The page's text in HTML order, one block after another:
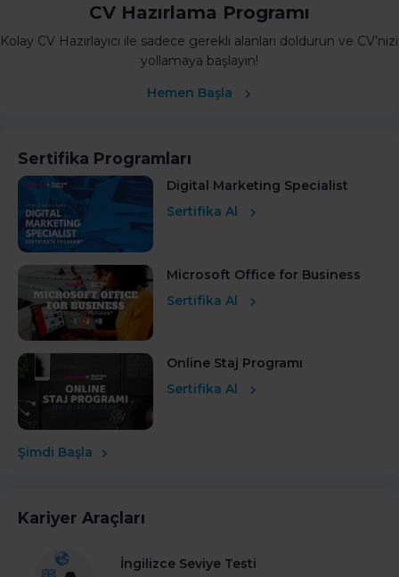
CV Hazırlama Programı
Kolay CV Hazırlayıcı ile sadece gerekli alanları doldurun ve CV’nizi
yollamaya başlayın!
Hemen Başla
Sertifika Programları
Digital Marketing Specialist
Sertifika Al
Microsoft Office for Business
Sertifika Al
Online Staj Programı
Sertifika Al
Şimdi Başla
Kariyer Araçları
İngilizce Seviye Testi